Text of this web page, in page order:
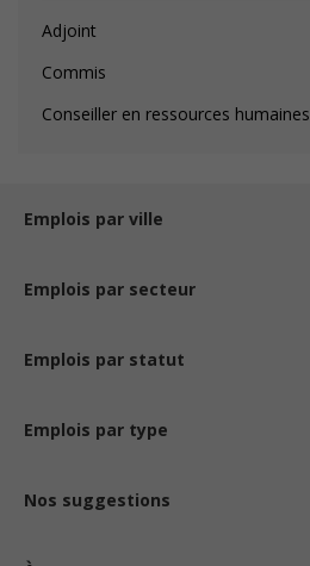
Adjoint
Commis
Conseiller en ressources humaines
Emplois par ville
Emplois par secteur
Emplois par statut
Emplois par type
Nos suggestions